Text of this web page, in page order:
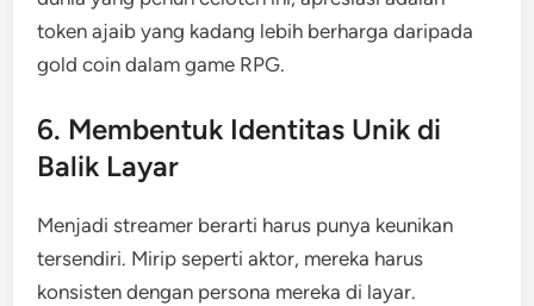
token ajaib yang kadang lebih berharga daripada
gold coin dalam game RPG.
6. Membentuk Identitas Unik di
Balik Layar
Menjadi streamer berarti harus punya keunikan
tersendiri. Mirip seperti aktor, mereka harus
konsisten dengan persona mereka di layar.